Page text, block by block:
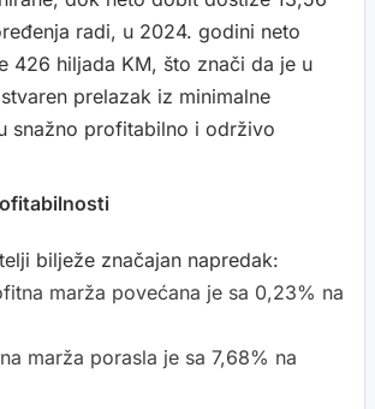
radi, u 2024. godini neto
426 hiljada KM, što znači da je u
prelazak iz minimalne
snažno profitabilno i održivo
bilježe značajan napredak:
marža povećana je sa 0,23% na
marža porasla je sa 7,68% na